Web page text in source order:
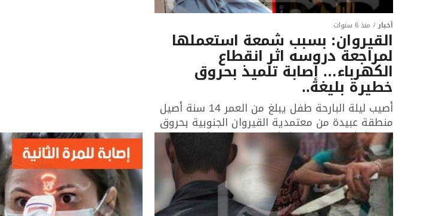
أخبار منذ 6 سنوات
القيروان: بسبب شمعة استعملها
لمراجعة دروسه اثر انقطاع
الكهرباء… إصابة تلميذ بحروق
خطيرة بليغة..
أصيب ليلة البارحة طفل يبلغ من العمر 14 سنة أصيل
منطقة عبيدة من معتمدية القيروان الجنوبية بحروق
درجة ثالثة إستوجبت مكوثه بقسم الإنعاش بوحدة
الأغالبة أين...